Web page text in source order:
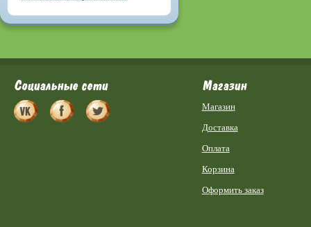
Социальные сети Магазин
Магазин
Доставка
Оплата
Корзина
Оформить заказ